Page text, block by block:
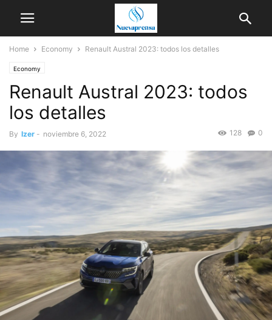
Home Economy Renault Austral 2023: todos los detalles
Economy
Renault Austral 2023: todos
los detalles
By Izer - noviembre 6, 2022 0
128